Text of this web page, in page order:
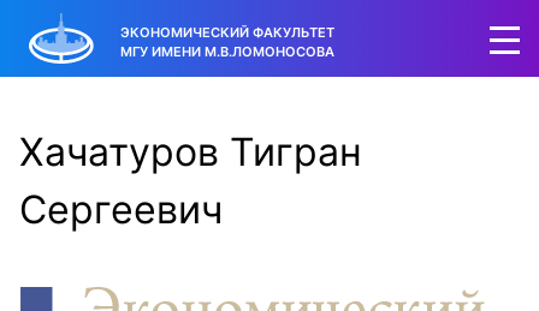
ЭКОНОМИЧЕСКИЙ ФАКУЛЬТЕТ
МГУ ИМЕНИ М.В.ЛОМОНОСОВА
Хачатуров Тигран
Сергеевич